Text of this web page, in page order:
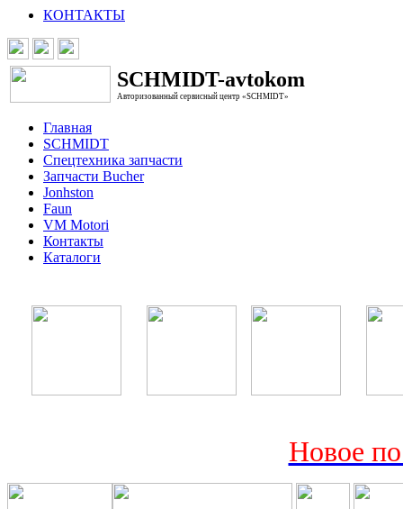
КОНТАКТЫ
SCHMIDT-avtokom
Авторизованный сервисный центр «SCHMIDT»
Главная
SCHMIDT
Спецтехника запчасти
Запчасти Bucher
Jonhston
Faun
VM Motori
Контакты
Каталоги
Новое